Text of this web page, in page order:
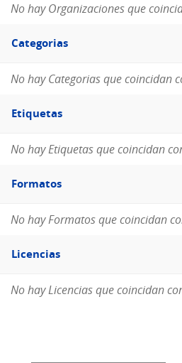
No hay Organizaciones que
Filtro
Categorias
Categorias
No hay Categorias que coincidan
Filtro
Etiquetas
Etiquetas
No hay Etiquetas que coincidan
Filtro
Formatos
Formatos
No hay Formatos que coincidan
Filtro
Licencias
Licencias
No hay Licencias que coincidan